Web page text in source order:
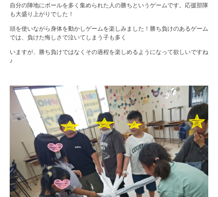
自分の陣地にボールを多く集められた人の勝ちというゲームです。応援部隊
も大盛り上がりでした！
頭を使いながら身体を動かしゲームを楽しみました！勝ち負けのあるゲーム
では、負けた悔しさで泣いてしまう子も多く
いますが、勝ち負けではなくその過程を楽しめるようになって欲しいですね
♪